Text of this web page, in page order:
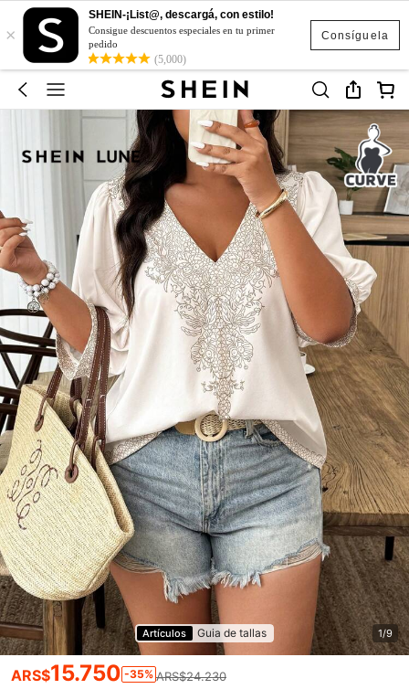
Consíguela
×
SHEIN-¡List@, descargá, con estilo!
Consigue descuentos especiales en tu primer
pedido
(5,000)
Artículos Guia de tallas 1/9
ARS$15.750 -35% ARS$24.230